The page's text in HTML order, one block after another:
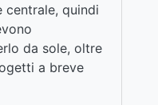
centrale, quindi
da sole, oltre
a breve